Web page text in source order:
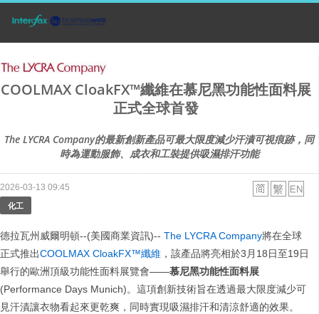
COOLMAX CloakFX™纖維在慕尼黑功能性面料展
正式全球首發
The LYCRA Company的最新創新產品可最大限度減少汗漬可視痕跡，同
時為運動服飾、成衣和工裝提供吸濕排汗功能
2026-03-13 09:45
化工
德拉瓦州威爾明頓--(美國商業資訊)-- The LYCRA Company將在全球
正式推出COOLMAX CloakFX™纖維 ，該產品將亮相於3月18日至19日
舉行的歐洲頂級功能性面料展覽會——慕尼黑功能性面料展
(Performance Days Munich)。這項創新技術旨在透過最大限度減少可
見汗漬讓衣物看起來更乾爽，同時實現吸濕排汗和清涼舒適的效果。